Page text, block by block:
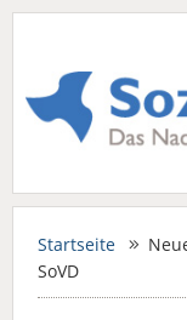
Startseite
SoVD